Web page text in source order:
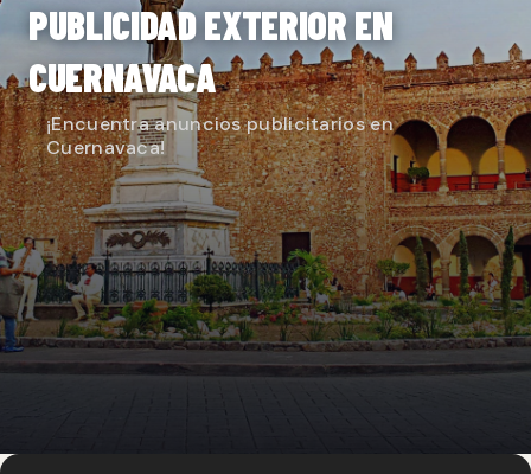
PUBLICIDAD EXTERIOR EN
CUERNAVACA
¡Encuentra anuncios publicitarios en
Cuernavaca!